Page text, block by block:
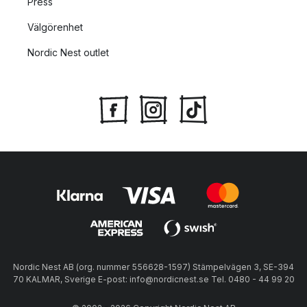
Välgörenhet
Nordic Nest outlet
Nordic Nest AB (org. nummer 556628-1597) Stämpelvägen 3, SE-394
70 KALMAR, Sverige E-post: info@nordicnest.se Tel. 0480 - 44 99 20